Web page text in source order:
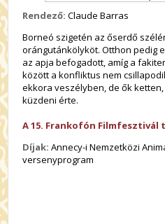
Rendező: Claude Barras
Borneó szigetén az őserdő
orángutánkölyköt. Otthon pedig
az apja befogadott, amíg a
között a konfliktus nem
ekkora veszélyben, de ők
küzdeni érte.
A 15. Frankofón Filmfesztivál
Díjak: Annecy-i Nemzetközi
versenyprogram